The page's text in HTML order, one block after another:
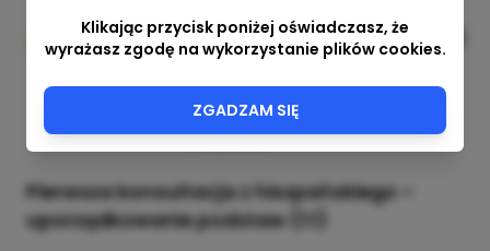
uporządkowanie podstaw (1:1)
140,00 zł
Pierwsza konsultacja z hiszpańskiego –
uporządkowanie podstaw (1:1)
Klikając przycisk poniżej oświadczasz, że
wyrażasz zgodę na wykorzystanie plików cookies.
ZGADZAM SIĘ